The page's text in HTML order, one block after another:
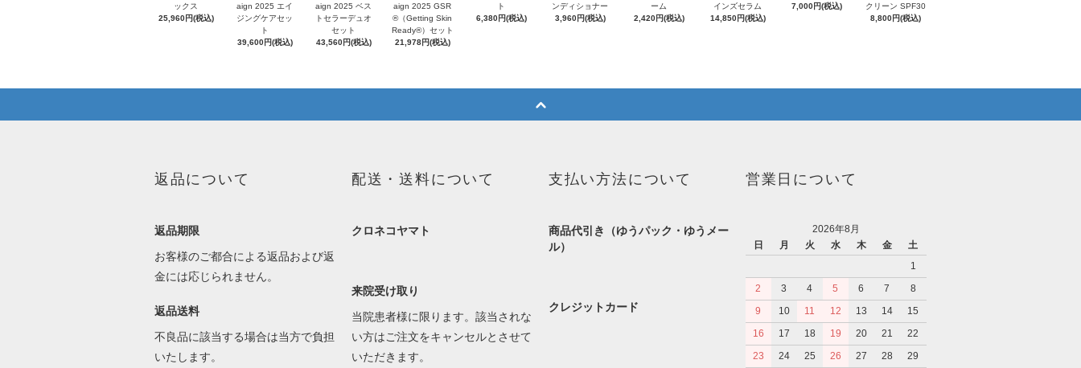
ックス
25,960円(税込)
aign 2025 エイ
ジングケアセッ
ト
39,600円(税込)
aign 2025 ベス
トセラーデュオ
セット
43,560円(税込)
aign 2025 GSR
®（Getting Skin
Ready®）セット
21,978円(税込)
ト
6,380円(税込)
ンディショナー
3,960円(税込)
ーム
2,420円(税込)
インズセラム
14,850円(税込)
7,000円(税込)
クリーン SPF30
8,800円(税込)
返品について
返品期限
お客様のご都合による返品および返
金には応じられません。
返品送料
不良品に該当する場合は当方で負担
いたします。
配送・送料について
クロネコヤマト
来院受け取り
当院患者様に限ります。該当されな
い方はご注文をキャンセルとさせて
いただきます。
支払い方法について
商品代引き（ゆうパック・ゆうメー
ル）
クレジットカード
営業日について
2026年8月
日
月 火 水 木 金
土
1
2
3 4 5 6 7
8
9
10 11 12 13 14
15
16
17 18 19 20 21
22
23
24 25 26 27 28
29